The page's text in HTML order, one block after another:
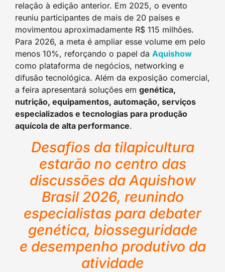
relação à edição anterior. Em 2025, o evento
reuniu participantes de mais de 20 países e
movimentou aproximadamente R$ 115 milhões.
Para 2026, a meta é ampliar esse volume em pelo
menos 10%, reforçando o papel da Aquishow
como plataforma de negócios, networking e
difusão tecnológica. Além da exposição comercial,
a feira apresentará soluções em genética,
nutrição, equipamentos, automação, serviços
especializados e tecnologias para produção
aquícola de alta performance.
Desafios da tilapicultura
estarão no centro das
discussões da Aquishow
Brasil 2026, reunindo
especialistas para debater
genética, biosseguridade
e desempenho produtivo da
atividade